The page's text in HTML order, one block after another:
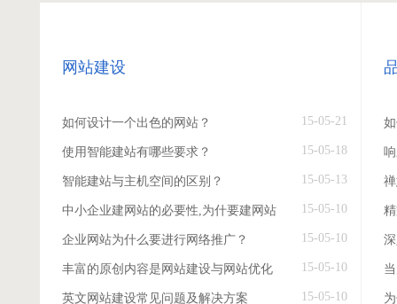
网站建设
如何设计一个出色的网站？ 15-05-21
使用智能建站有哪些要求？ 15-05-18
智能建站与主机空间的区别？ 15-05-13
中小企业建网站的必要性,为什要建网站 15-05-10
企业网站为什么要进行网络推广？ 15-05-10
丰富的原创内容是网站建设与网站优化 15-05-10
英文网站建设常见问题及解决方案 15-05-10